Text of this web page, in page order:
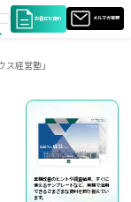
お役立ち資料 メルマガ登録
経営塾」
業務改善のヒントや調査結果、すぐに
使えるテンプレートなど、実務で活用
できるさまざまな資料を取り揃えてい
ます。